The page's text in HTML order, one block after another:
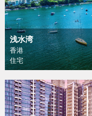
浅水湾
香港
住宅